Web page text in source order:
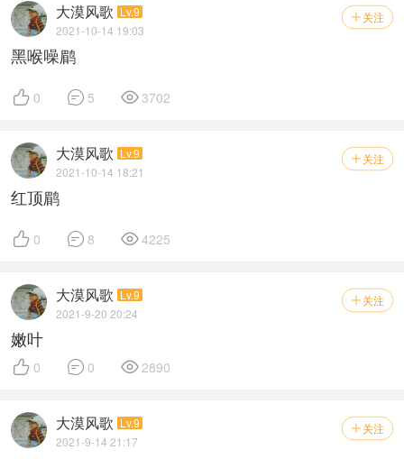
 关注
大漠风歌 Lv.9
2021-10-14 19:03
黑喉噪鹛
 0  5 3702
 关注
大漠风歌 Lv.9
2021-10-14 18:21
红顶鹛
 0  8 4225
 关注
大漠风歌 Lv.9
2021-9-20 20:24
嫩叶
 0  0 2890
 关注
大漠风歌 Lv.9
2021-9-14 21:17